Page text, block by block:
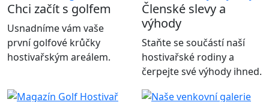
Chci začít s golfem
Usnadníme vám vaše
první golfové krůčky
hostivařským areálem.
Členské slevy a
výhody
Staňte se součástí naší
hostivařské rodiny a
čerpejte své výhody ihned.